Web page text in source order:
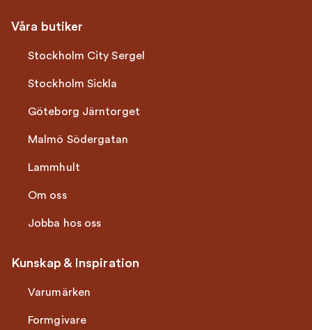
Våra butiker
Stockholm City Sergel
Stockholm Sickla
Göteborg Järntorget
Malmö Södergatan
Lammhult
Om oss
Jobba hos oss
Kunskap & Inspiration
Varumärken
Formgivare